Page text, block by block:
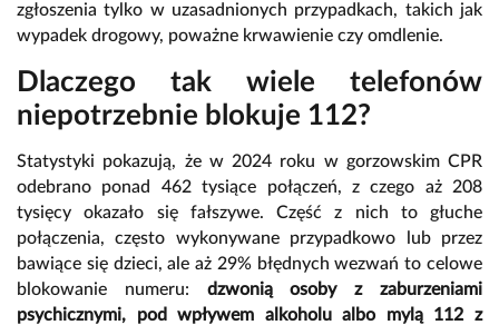
zgłoszenia tylko w uzasadnionych przypadkach, takich jak
wypadek drogowy, poważne krwawienie czy omdlenie.
Dlaczego tak wiele telefonów
niepotrzebnie blokuje 112?
Statystyki pokazują, że w 2024 roku w gorzowskim CPR
odebrano ponad 462 tysiące połączeń, z czego aż 208
tysięcy okazało się fałszywe. Część z nich to głuche
połączenia, często wykonywane przypadkowo lub przez
bawiące się dzieci, ale aż 29% błędnych wezwań to celowe
blokowanie numeru: dzwonią osoby z zaburzeniami
psychicznymi, pod wpływem alkoholu albo mylą 112 z